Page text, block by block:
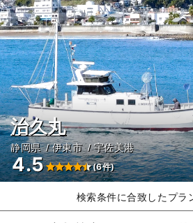
治久丸
静岡県 伊東市 宇佐美港
4.5 (6件)
検索条件に合致したプラ